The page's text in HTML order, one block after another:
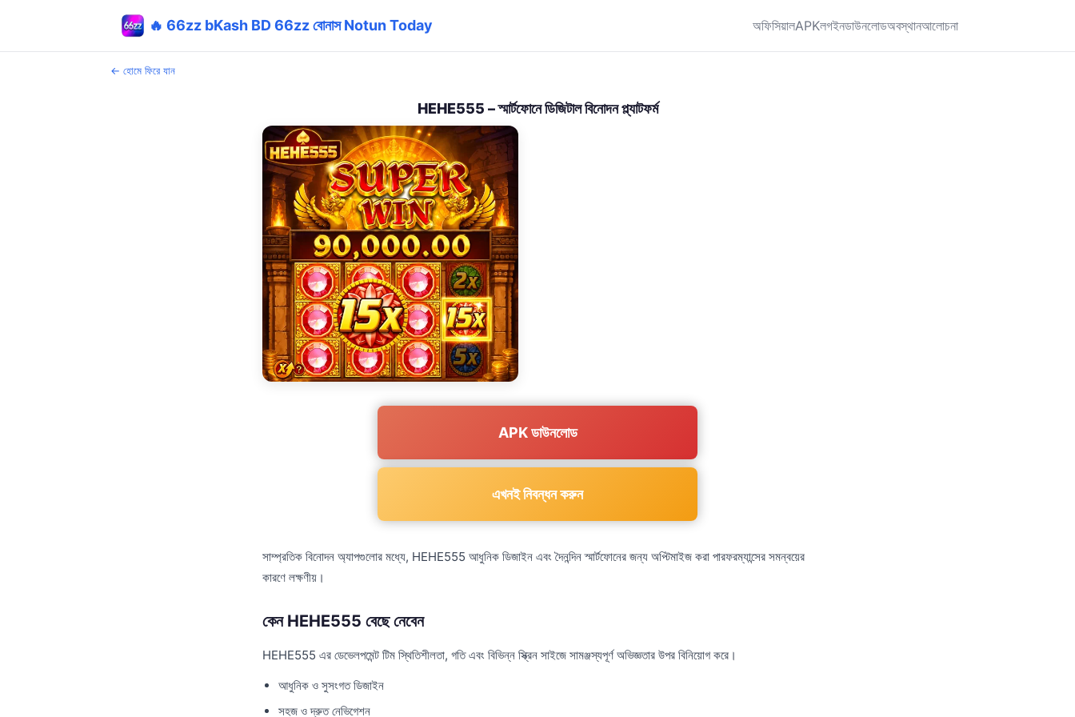
🔥 66zz bKash BD 66zz বোনাস Notun Today অফিসিয়ালAPKলগইনডাউনলোডঅবস্থানআলোচনা
← হোমে ফিরে যান
HEHE555 – স্মার্টফোনে ডিজিটাল বিনোদন প্ল্যাটফর্ম
APK ডাউনলোড
এখনই নিবন্ধন করুন
সাম্প্রতিক বিনোদন অ্যাপগুলোর মধ্যে, HEHE555 আধুনিক ডিজাইন এবং দৈনন্দিন স্মার্টফোনের জন্য অপ্টিমাইজ করা পারফরম্যান্সের সমন্বয়ের
কারণে লক্ষণীয়।
কেন HEHE555 বেছে নেবেন
HEHE555 এর ডেভেলপমেন্ট টিম স্থিতিশীলতা, গতি এবং বিভিন্ন স্ক্রিন সাইজে সামঞ্জস্যপূর্ণ অভিজ্ঞতার উপর বিনিয়োগ করে।
আধুনিক ও সুসংগত ডিজাইন
সহজ ও দ্রুত নেভিগেশন